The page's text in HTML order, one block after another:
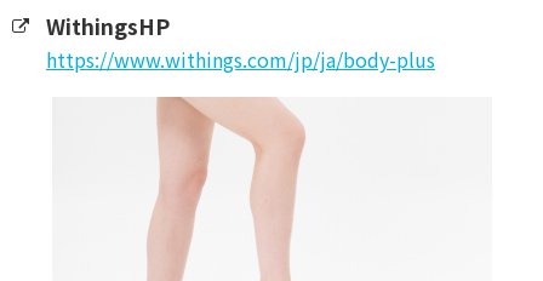
WithingsHP
https://www.withings.com/jp/ja/body-plus